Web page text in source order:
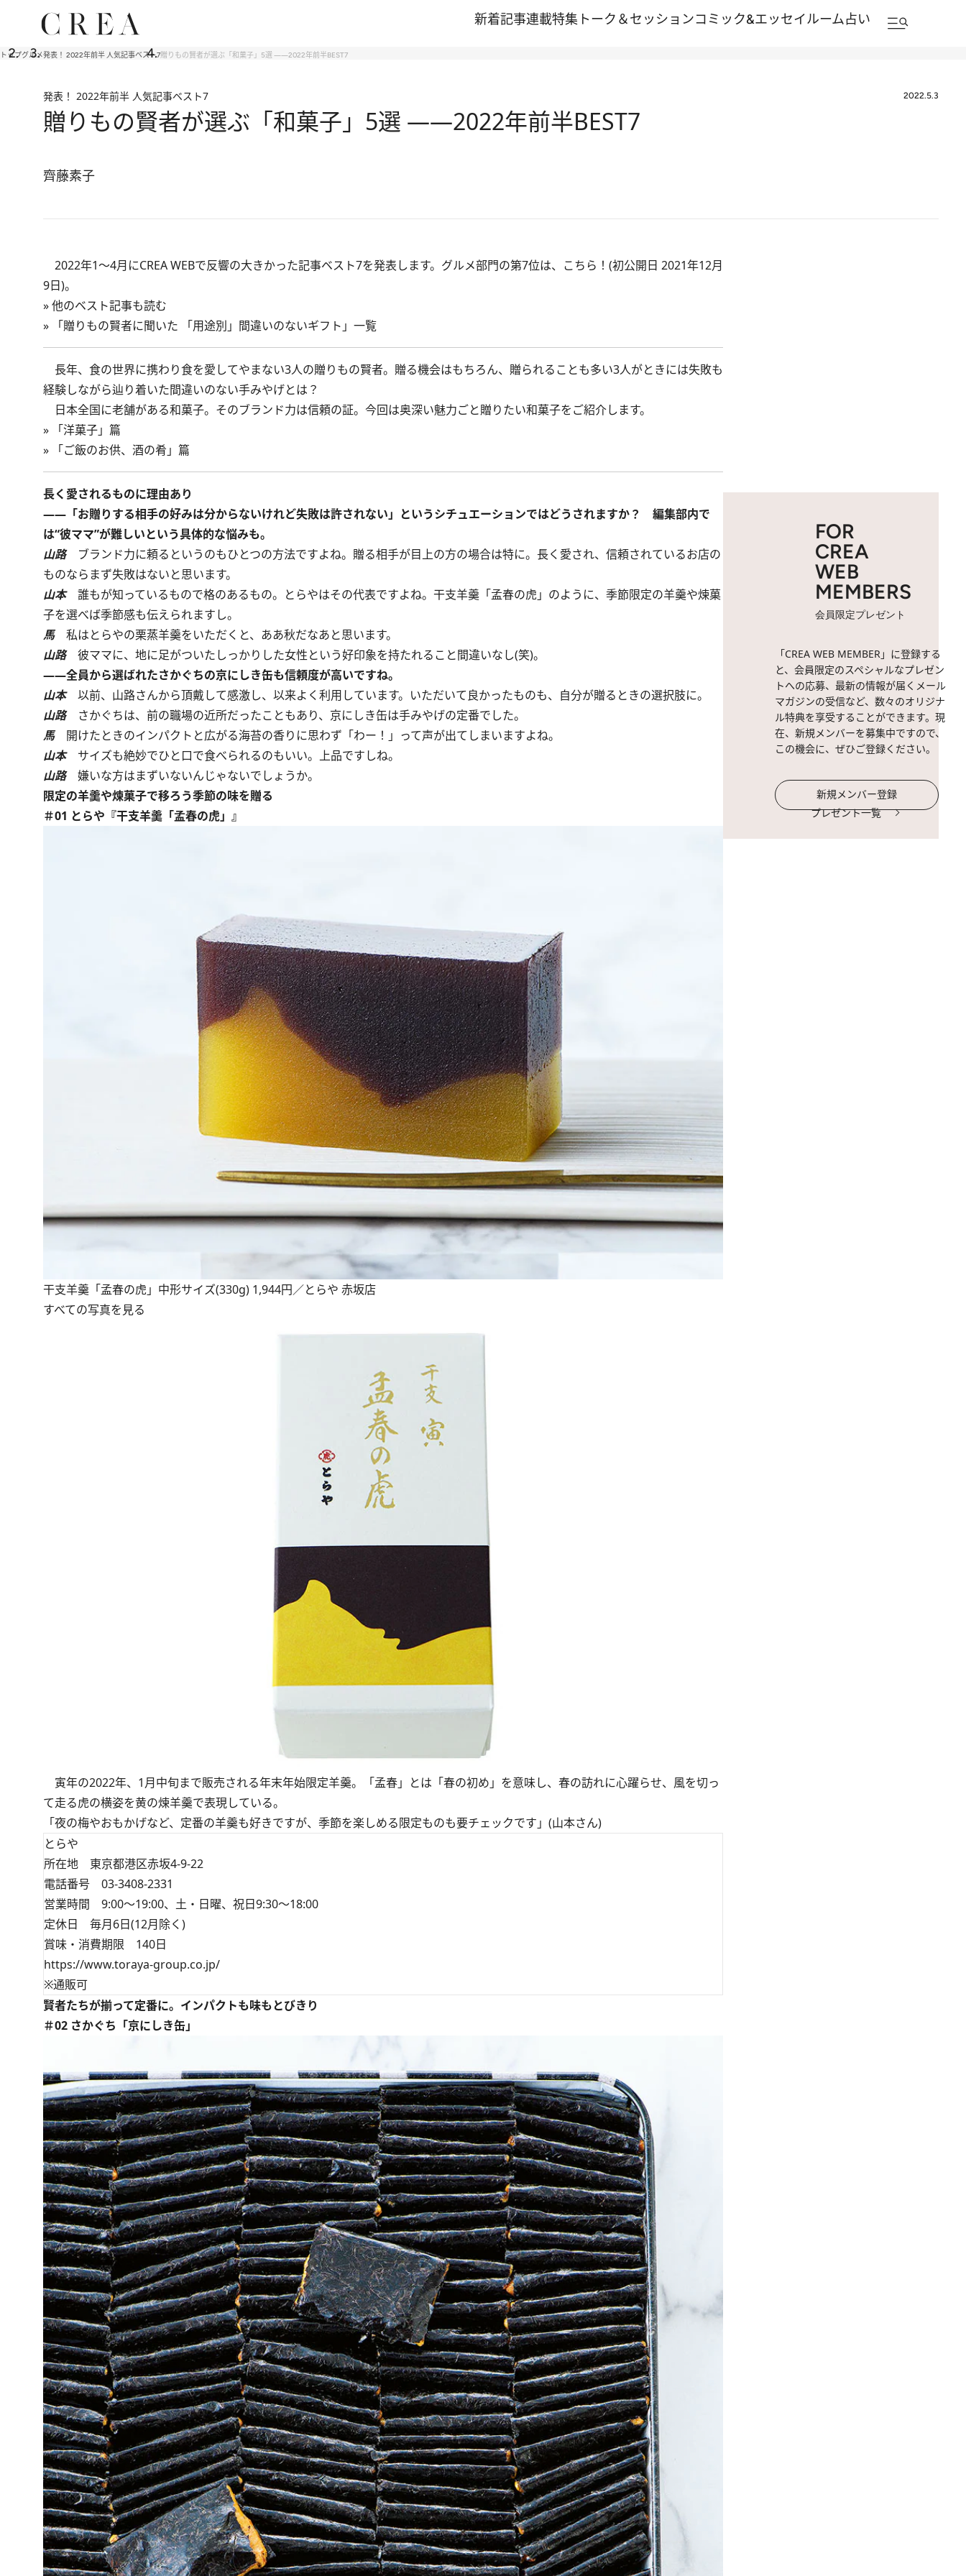
新着記事連載特集 トーク＆セッションコミック&エッセイルーム占い
トップグルメ発表！ 2022年前半 人気記事ベスト7贈りもの賢者が選ぶ「和菓子」5選 ――2022年前半BEST7
発表！ 2022年前半 人気記事ベスト7 2022.5.3
贈りもの賢者が選ぶ「和菓子」5選 ――2022年前半BEST7
齊藤素子
2022年1～4月にCREA WEBで反響の大きかった記事ベスト7を発表します。グルメ部門の第7位は、こちら！(初公開日 2021年12月
9日)。
»他のベスト記事も読む
»
「贈りもの賢者に聞いた 「用途別」間違いのないギフト」一覧
長年、食の世界に携わり食を愛してやまない3人の贈りもの賢者。贈る機会はもちろん、贈られることも多い3人がときには失敗も
経験しながら辿り着いた間違いのない手みやげとは？
日本全国に老舗がある和菓子。そのブランド力は信頼の証。今回は奥深い魅力ごと贈りたい和菓子をご紹介します。
»
「洋菓子」篇
»
「ご飯のお供、酒の肴」篇
長く愛されるものに理由あり
――「お贈りする相手の好みは分からないけれど失敗は許されない」というシチュエーションではどうされますか？ 編集部内で
は“彼ママ”が難しいという具体的な悩みも。
山路ブランド力に頼るというのもひとつの方法ですよね。贈る相手が目上の方の場合は特に。長く愛され、信頼されているお店の
ものならまず失敗はないと思います。
山本誰もが知っているもので格のあるもの。とらやはその代表ですよね。干支羊羹「孟春の虎」のように、季節限定の羊羹や煉菓
子を選べば季節感も伝えられますし。
馬私はとらやの栗蒸羊羹をいただくと、ああ秋だなあと思います。
山路彼ママに、地に足がついたしっかりした女性という好印象を持たれること間違いなし(笑)。
――全員から選ばれたさかぐちの京にしき缶も信頼度が高いですね。
山本以前、山路さんから頂戴して感激し、以来よく利用しています。いただいて良かったものも、自分が贈るときの選択肢に。
山路さかぐちは、前の職場の近所だったこともあり、京にしき缶は手みやげの定番でした。
馬開けたときのインパクトと広がる海苔の香りに思わず「わー！」って声が出てしまいますよね。
山本サイズも絶妙でひと口で食べられるのもいい。上品ですしね。
山路嫌いな方はまずいないんじゃないでしょうか。
限定の羊羹や煉菓子で移ろう季節の味を贈る
＃01 とらや『干支羊羹「孟春の虎」』
干支羊羹「孟春の虎」中形サイズ(330g) 1,944円／とらや 赤坂店
すべての写真を見る
寅年の2022年、1月中旬まで販売される年末年始限定羊羹。「孟春」とは「春の初め」を意味し、春の訪れに心躍らせ、風を切っ
て走る虎の横姿を黄の煉羊羹で表現している。
「夜の梅やおもかげなど、定番の羊羹も好きですが、季節を楽しめる限定ものも要チェックです」(山本さん)
とらや
所在地 東京都港区赤坂4-9-22
電話番号 03-3408-2331
営業時間 9:00～19:00、土・日曜、祝日9:30～18:00
定休日 毎月6日(12月除く)
賞味・消費期限 140日
https://www.toraya-group.co.jp/
※通販可
賢者たちが揃って定番に。インパクトも味もとびきり
＃02 さかぐち「京にしき缶」
FOR
CREA
WEB
MEMBERS
会員限定プレゼント
「CREA WEB MEMBER」に登録する
と、会員限定のスペシャルなプレゼン
トへの応募、最新の情報が届くメール
マガジンの受信など、数々のオリジナ
ル特典を享受することができます。現
在、新規メンバーを募集中ですので、
この機会に、ぜひご登録ください。
新規メンバー登録
プレゼント一覧